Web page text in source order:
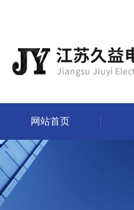
网站首页